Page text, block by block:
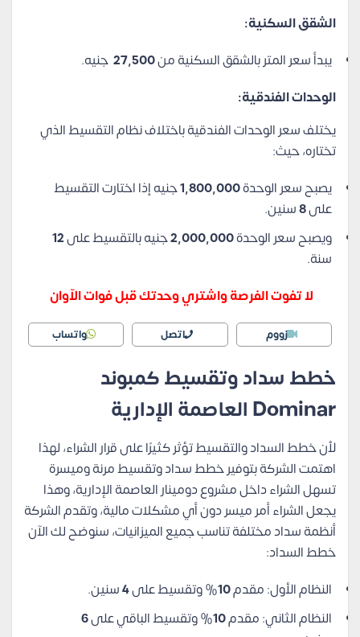
الشقق السكنية:
يبدأ سعر المتر بالشقق السكنية من27,500 جنيه.
الوحدات الفندقية:
يختلف سعر الوحدات الفندقية باختلاف نظام التقسيط الذي
تختاره، حيث:
يصبح سعر الوحدة1,800,000جنيه إذا اختارت التقسيط
على8سنين.
ويصبح سعر الوحدة2,000,000جنيه بالتقسيط على12
سنة.
لا تفوت الفرصة واشتري وحدتك قبل فوات الآوان
زووم اتصل واتساب
خطط سداد وتقسيط كمبوند
Dominar العاصمة الإدارية
لأن خطط السداد والتقسيط تؤثر كثيرًا على قرار الشراء، لهذا
اهتمت الشركة بتوفير خطط سداد وتقسيط مرنة وميسرة
تسهل الشراء داخل مشروع دومينار العاصمة الإدارية، وهذا
يجعل الشراء أمر ميسر دون أي مشكلات مالية، وتقدم الشركة
أنظمة سداد مختلفة تناسب جميع الميزانيات، سنوضح لك الآن
خطط السداد:
النظام الأول: مقدم10% وتقسيط على4سنين.
النظام الثاني: مقدم10% وتقسيط الباقي على6